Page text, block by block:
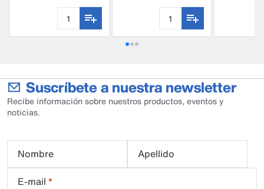
Suscríbete a nuestra newsletter
Recibe información sobre nuestros productos, eventos y
noticias.
Nombre
Apellido
E-mail *